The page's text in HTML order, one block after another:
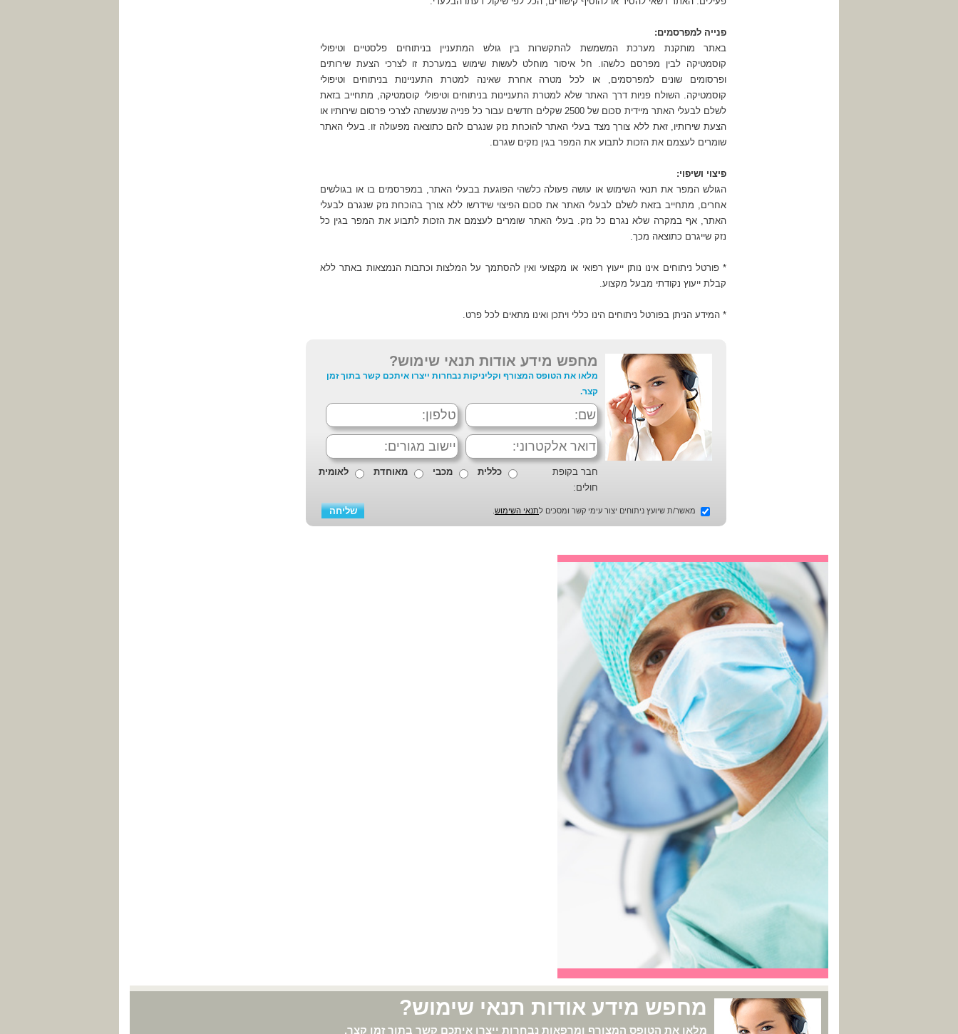
פנייה למפרסמים:
באתר מותקנת מערכת המשמשת להתקשרות בין גולש המתעניין בניתוחים פלסטיים וטיפולי
קוסמטיקה לבין מפרסם כלשהו. חל איסור מוחלט לעשות שימוש במערכת זו לצרכי הצעת שירותים
ופרסומים שונים למפרסמים, או לכל מטרה אחרת שאינה למטרת התעניינות בניתוחים וטיפולי
קוסמטיקה. השולח פניות דרך האתר שלא למטרת התעניינות בניתוחים וטיפולי קוסמטיקה, מתחייב בזאת
לשלם לבעלי האתר מיידית סכום של 2500 שקלים חדשים עבור כל פנייה שנעשתה לצרכי פרסום שירותיו או
הצעת שירותיו, זאת ללא צורך מצד בעלי האתר להוכחת נזק שנגרם להם כתוצאה מפעולה זו. בעלי האתר
שומרים לעצמם את הזכות לתבוע את המפר בגין נזקים שגרם.
פיצוי ושיפוי:
הגולש המפר את תנאי השימוש או עושה פעולה כלשהי הפוגעת בבעלי האתר, במפרסמים בו או בגולשים
אחרים, מתחייב בזאת לשלם לבעלי האתר את סכום הפיצוי שידרשו ללא צורך בהוכחת נזק שנגרם לבעלי
האתר, אף במקרה שלא נגרם כל נזק. בעלי האתר שומרים לעצמם את הזכות לתבוע את המפר בגין כל
נזק שייגרם כתוצאה מכך.
* פורטל ניתוחים אינו נותן ייעוץ רפואי או מקצועי ואין להסתמך על המלצות וכתבות הנמצאות באתר ללא
קבלת ייעוץ נקודתי מבעל מקצוע.
* המידע הניתן בפורטל ניתוחים הינו כללי ויתכן ואינו מתאים לכל פרט.
מחפש מידע אודות תנאי שימוש?
מלאו את הטופס המצורף וקליניקות נבחרות ייצרו איתכם קשר בתוך זמן
קצר.
חבר בקופת
חולים:
כללית מכבי מאוחדת לאומית
מאשר/ת שיועץ ניתוחים יצור עימי קשר ומסכים לתנאי השימוש
מחפש מידע אודות תנאי שימוש?
מלאו את הטופס המצורף ומרפאות נבחרות ייצרו איתכם קשר בתוך זמן קצר.